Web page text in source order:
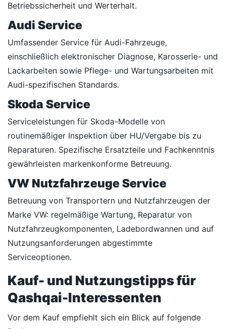
Betriebssicherheit und Werterhalt.
Audi Service
Umfassender Service für Audi-Fahrzeuge,
einschließlich elektronischer Diagnose, Karosserie- und
Lackarbeiten sowie Pflege- und Wartungsarbeiten mit
Audi-spezifischen Standards.
Skoda Service
Serviceleistungen für Skoda-Modelle von
routinemäßiger Inspektion über HU/Vergabe bis zu
Reparaturen. Spezifische Ersatzteile und Fachkenntnis
gewährleisten markenkonforme Betreuung.
VW Nutzfahrzeuge Service
Betreuung von Transportern und Nutzfahrzeugen der
Marke VW: regelmäßige Wartung, Reparatur von
Nutzfahrzeugkomponenten, Ladebordwannen und auf
Nutzungsanforderungen abgestimmte
Serviceoptionen.
Kauf- und Nutzungstipps für
Qashqai-Interessenten
Vor dem Kauf empfiehlt sich ein Blick auf folgende